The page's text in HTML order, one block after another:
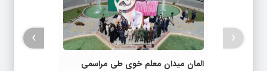
المان میدان معلم خوی طی مراسمی
‹
›